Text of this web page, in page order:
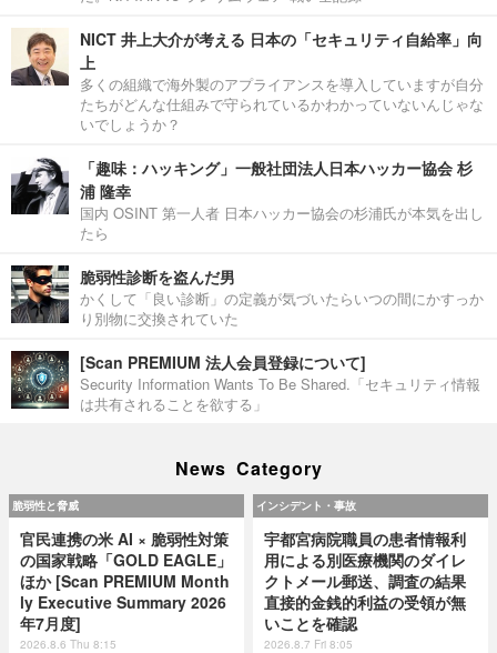
NICT 井上大介が考える 日本の「セキュリティ自給率」向
上
多くの組織で海外製のアプライアンスを導入していますが自分
たちがどんな仕組みで守られているかわかっていないんじゃな
いでしょうか？
「趣味：ハッキング」一般社団法人日本ハッカー協会 杉
浦 隆幸
国内 OSINT 第一人者 日本ハッカー協会の杉浦氏が本気を出し
たら
脆弱性診断を盗んだ男
かくして「良い診断」の定義が気づいたらいつの間にかすっか
り別物に交換されていた
[Scan PREMIUM 法人会員登録について]
Security Information Wants To Be Shared.「セキュリティ情報
は共有されることを欲する」
News Category
脆弱性と脅威
官民連携の米 AI × 脆弱性対策
の国家戦略「GOLD EAGLE」
ほか [Scan PREMIUM Month
ly Executive Summary 2026
年7月度]
2026.8.6 Thu 8:15
インシデント・事故
宇都宮病院職員の患者情報利
用による別医療機関のダイレ
クトメール郵送、調査の結果
直接的金銭的利益の受領が無
いことを確認
2026.8.7 Fri 8:05